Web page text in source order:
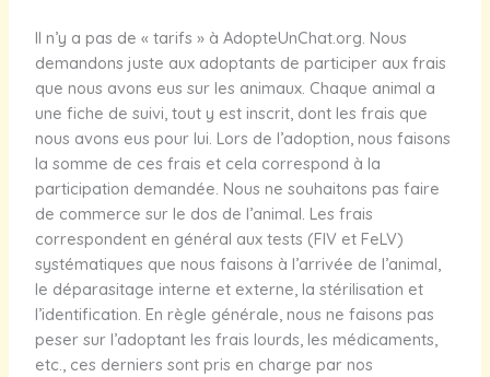
Il n’y a pas de « tarifs » à AdopteUnChat.org. Nous
demandons juste aux adoptants de participer aux frais
que nous avons eus sur les animaux. Chaque animal a
une fiche de suivi, tout y est inscrit, dont les frais que
nous avons eus pour lui. Lors de l’adoption, nous faisons
la somme de ces frais et cela correspond à la
participation demandée. Nous ne souhaitons pas faire
de commerce sur le dos de l’animal. Les frais
correspondent en général aux tests (FIV et FeLV)
systématiques que nous faisons à l’arrivée de l’animal,
le déparasitage interne et externe, la stérilisation et
l’identification. En règle générale, nous ne faisons pas
peser sur l’adoptant les frais lourds, les médicaments,
etc., ces derniers sont pris en charge par nos